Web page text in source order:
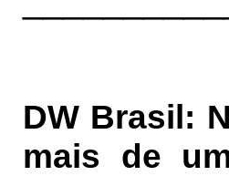
DW Brasil:
mais de